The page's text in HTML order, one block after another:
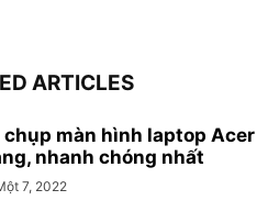
ARTICLES
chụp màn hình laptop Acer
nhanh chóng nhất
7, 2022